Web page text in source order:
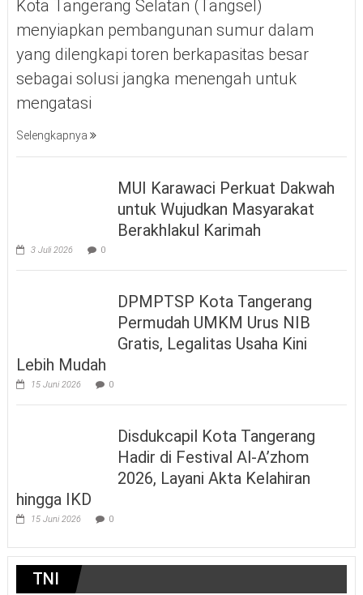
Kota Tangerang Selatan (Tangsel)
menyiapkan pembangunan sumur dalam
yang dilengkapi toren berkapasitas besar
sebagai solusi jangka menengah untuk
mengatasi
Selengkapnya
MUI Karawaci Perkuat Dakwah
untuk Wujudkan Masyarakat
Berakhlakul Karimah
3 Juli 2026 0
DPMPTSP Kota Tangerang
Permudah UMKM Urus NIB
Gratis, Legalitas Usaha Kini
Lebih Mudah
15 Juni 2026 0
Disdukcapil Kota Tangerang
Hadir di Festival Al-A’zhom
2026, Layani Akta Kelahiran
hingga IKD
15 Juni 2026 0
TNI